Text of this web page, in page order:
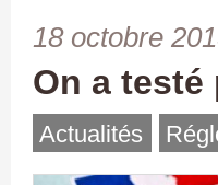
18 octobre
On a
Actualités